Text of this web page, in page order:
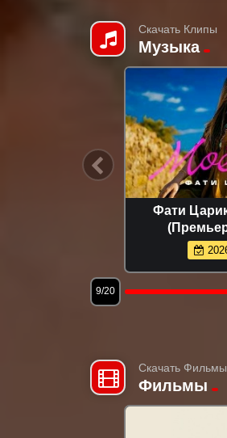
Скачать Клипы
Музыка
2:46
- Близкий человек
12/20
Скачать Фильмы
Фильмы